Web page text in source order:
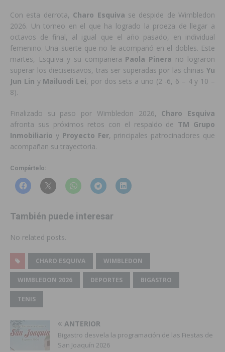
Con esta derrota, Charo Esquiva se despide de Wimbledon
2026. Un torneo en el que ha logrado la proeza de llegar a
octavos de final, al igual que el año pasado, en individual
femenino. Una suerte que no le acompañó en el dobles. Este
martes, Esquiva y su compañera Paola Pinera no lograron
superar los dieciseisavos, tras ser superadas por las chinas Yu
Jun Lin y Mailuodi Lei, por dos sets a uno (2 -6, 6 – 4 y 10 –
8).
Finalizado su paso por Wimbledon 2026, Charo Esquiva
afronta sus próximos retos con el respaldo de TM Grupo
Inmobiliario y Proyecto Fer, principales patrocinadores que
acompañan su trayectoria.
Compártelo:
También puede interesar
No related posts.
CHARO ESQUIVA WIMBLEDON
WIMBLEDON 2026 DEPORTES BIGASTRO
TENIS
ANTERIOR
Bigastro desvela la programación de las Fiestas de
San Joaquín 2026